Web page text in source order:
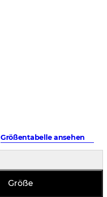
Größentabelle ansehen
Größe